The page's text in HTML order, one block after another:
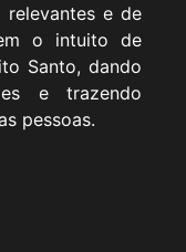
relevantes e de
o intuito de
Santo, dando
e trazendo
pessoas.